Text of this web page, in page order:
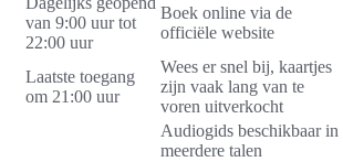
van 9:00 uur tot
22:00 uur
Boek online via de
officiële website
Laatste toegang
om 21:00 uur
Wees er snel bij, kaartjes
zijn vaak lang van te
voren uitverkocht
Audiogids beschikbaar in
meerdere talen